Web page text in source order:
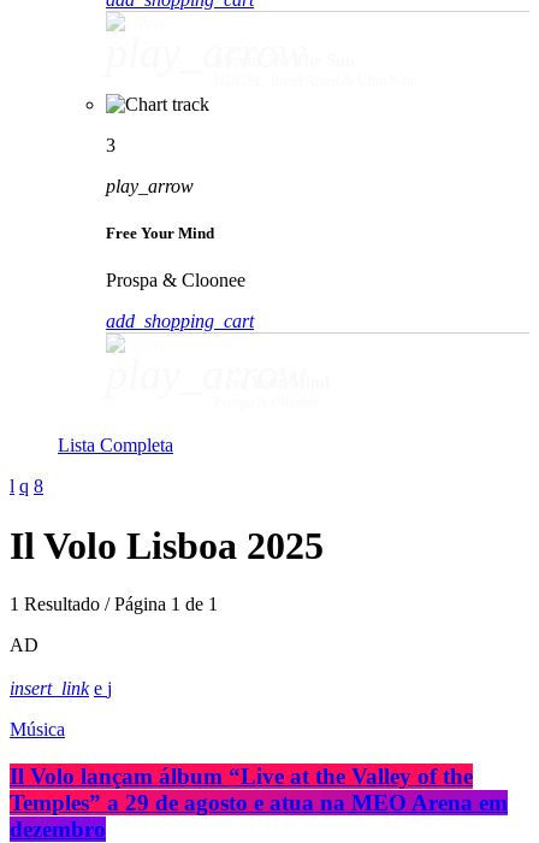
3
play_arrow
Free Your Mind
Prospa & Cloonee
add_shopping_cart
Lista Completa
Il Volo Lisboa 2025
1 Resultado / Página 1 de 1
AD
insert_link
Música
Il Volo lançam álbum “Live at the Valley of the
Temples” a 29 de agosto e atua na MEO Arena em
dezembro